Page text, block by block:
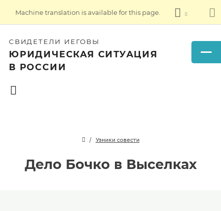
Machine translation is available for this page.
СВИДЕТЕЛИ ИЕГОВЫ
ЮРИДИЧЕСКАЯ СИТУАЦИЯ
В РОССИИ
Узники совести
Дело Бочко в Выселках